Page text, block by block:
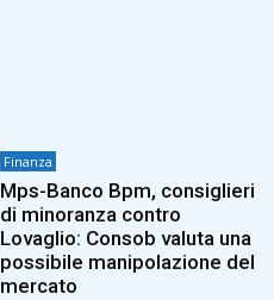
Finanza
Mps-Banco Bpm, consiglieri
di minoranza contro
Lovaglio: Consob valuta una
possibile manipolazione del
mercato